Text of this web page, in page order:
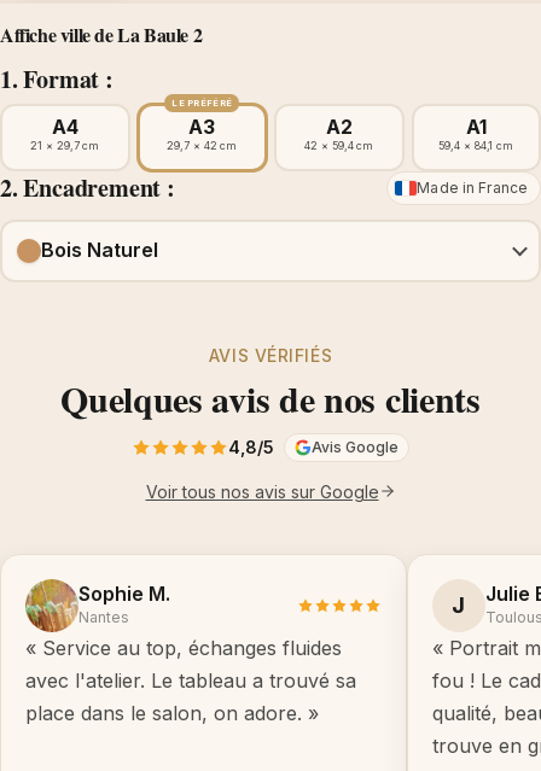
Affiche ville de La Baule 2
1. Format :
A4
21 × 29,7 cm
LE PRÉFÉRÉ
A3
29,7 × 42 cm
A2
42 × 59,4 cm
A1
59,4 × 84,1 cm
2. Encadrement : Made in France
Bois Naturel
AVIS VÉRIFIÉS
Quelques avis de nos clients
4,8/5 Avis Google
Voir tous nos avis sur Google
Sophie M.
Nantes
« Service au top, échanges fluides
avec l'atelier. Le tableau a trouvé sa
place dans le salon, on adore. »
J Julie
« Portrait
fou ! Le
qualité,
trouve en